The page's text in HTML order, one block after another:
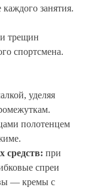
занятия.
трещин
спортсмена.
уделяя
полотенцем
средств: при
спреи
— кремы с